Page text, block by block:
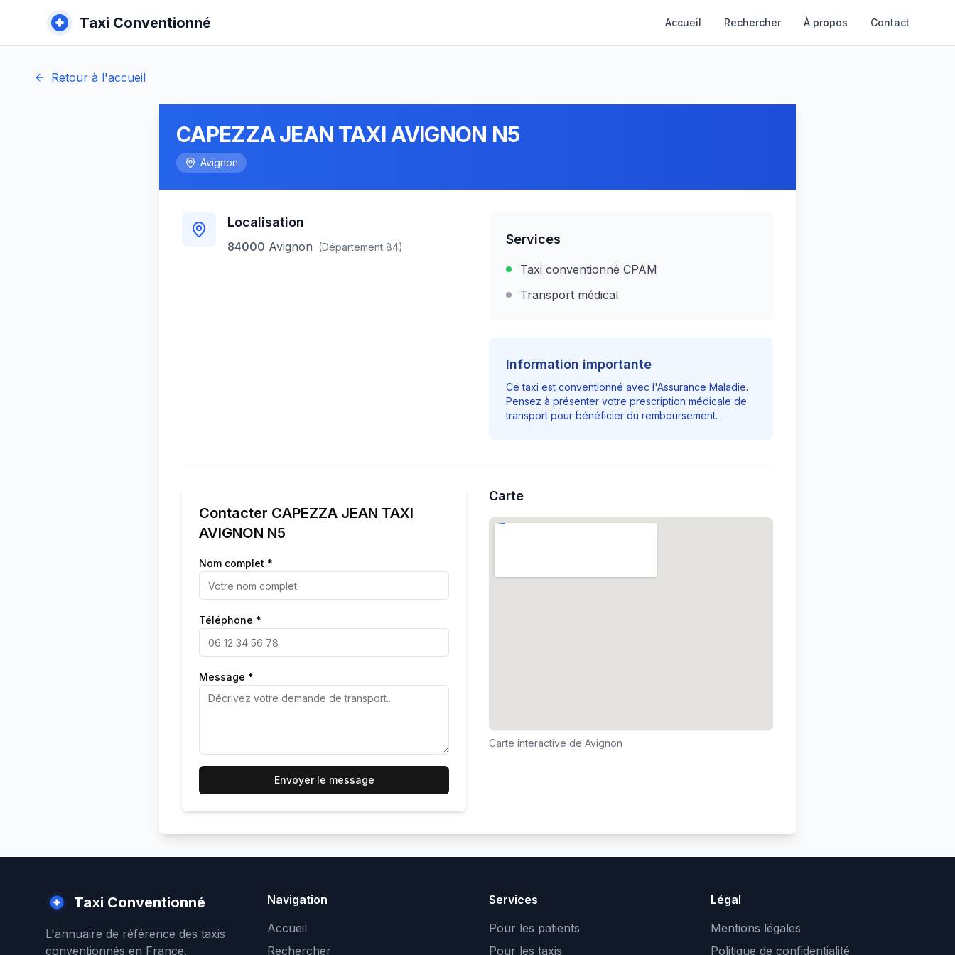
Taxi Conventionné Accueil Rechercher À propos Contact
Retour à l'accueil
CAPEZZA JEAN TAXI AVIGNON N5
Avignon
Localisation
84000 Avignon (Département 84)
Services
Taxi conventionné CPAM
Transport médical
Information importante
Ce taxi est conventionné avec l'Assurance Maladie.
Pensez à présenter votre prescription médicale de
transport pour bénéficier du remboursement.
Contacter CAPEZZA JEAN TAXI
AVIGNON N5
Nom complet *
Téléphone *
Message *
Envoyer le message
Carte
Carte interactive de Avignon
Taxi Conventionné
L'annuaire de référence des taxis
conventionnés en France.
Navigation
Accueil
Rechercher
Services
Pour les patients
Pour les taxis
Légal
Mentions légales
Politique de confidentialité